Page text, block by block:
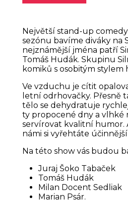
Největší stand-up comedy
sezónu bavíme diváky na
nejznámější jména patří
Tomáš Hudák. Skupinu
komiků s osobitým stylem
Ve vzduchu je cítit
letní odrhovačky. Přesně
tělo se dehydratuje
ty propocené dny a vlhké
servírovat kvalitní humor.
námi si vyřehtáte
Na této show vás budou
Juraj Šoko Tabaček
Tomáš Hudák
Milan Docent Sedliak
Marian Psár.